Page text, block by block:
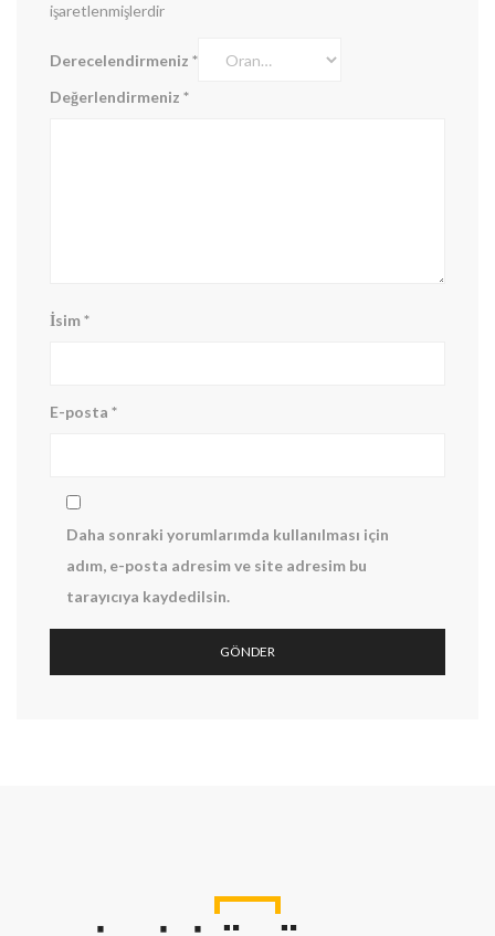
işaretlenmişlerdir
Derecelendirmeniz *
Değerlendirmeniz *
İsim*
E-posta *
Daha sonraki yorumlarımda kullanılması için
adım, e-posta adresim ve site adresim bu
tarayıcıya kaydedilsin.